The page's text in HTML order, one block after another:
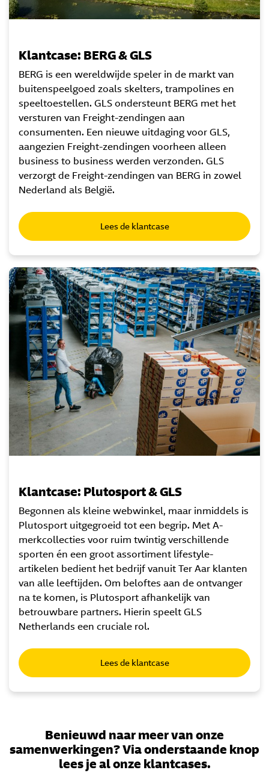
Klantcase: BERG & GLS
BERG is een wereldwijde speler in de markt van
buitenspeelgoed zoals skelters, trampolines en
speeltoestellen. GLS ondersteunt BERG met het
versturen van Freight-zendingen aan
consumenten. Een nieuwe uitdaging voor GLS,
aangezien Freight-zendingen voorheen alleen
business to business werden verzonden. GLS
verzorgt de Freight-zendingen van BERG in zowel
Nederland als België.
Lees de klantcase
Klantcase: Plutosport & GLS
Begonnen als kleine webwinkel, maar inmiddels is
Plutosport uitgegroeid tot een begrip. Met A-
merkcollecties voor ruim twintig verschillende
sporten én een groot assortiment lifestyle-
artikelen bedient het bedrijf vanuit Ter Aar klanten
van alle leeftijden. Om beloftes aan de ontvanger
na te komen, is Plutosport afhankelijk van
betrouwbare partners. Hierin speelt GLS
Netherlands een cruciale rol.
Lees de klantcase
Benieuwd naar meer van onze
samenwerkingen? Via onderstaande knop
lees je al onze klantcases.